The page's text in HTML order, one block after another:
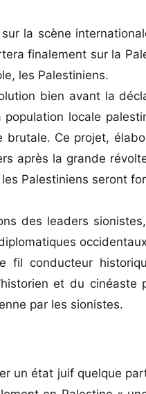
la scène
finalement sur la
les Palestiniens.
bien avant la
population locale
Ce projet,
après la grande
Palestiniens seront
des leaders
fil conducteur
et du cinéaste
par les sionistes.
un état juif quelque